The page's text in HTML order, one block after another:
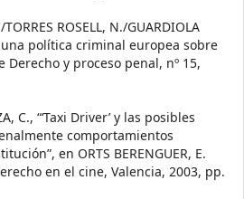
ROSELL, N./GUARDIOLA
una política criminal europea sobre
Derecho y proceso penal, nº 15,
C., “‘Taxi Driver’ y las posibles
comportamientos
en ORTS BERENGUER, E.
en el cine, Valencia, 2003, pp.